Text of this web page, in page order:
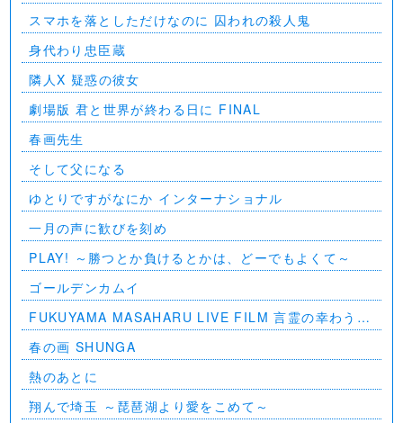
スマホを落としただけなのに 囚われの殺人鬼
身代わり忠臣蔵
隣人X 疑惑の彼女
劇場版 君と世界が終わる日に FINAL
春画先生
そして父になる
ゆとりですがなにか インターナショナル
一月の声に歓びを刻め
PLAY! ～勝つとか負けるとかは、どーでもよくて～
ゴールデンカムイ
FUKUYAMA MASAHARU LIVE FILM 言霊の幸わう夏
@NIPPON BUDOKAN 2023
春の画 SHUNGA
熱のあとに
翔んで埼玉 ～琵琶湖より愛をこめて～